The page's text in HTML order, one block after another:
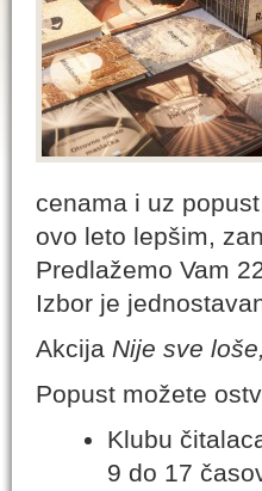
cenama i uz
ovo leto lepšim,
Predlažemo Vam
Izbor je
Akcija Nije sve
Popust možete
Klubu
9 do 17